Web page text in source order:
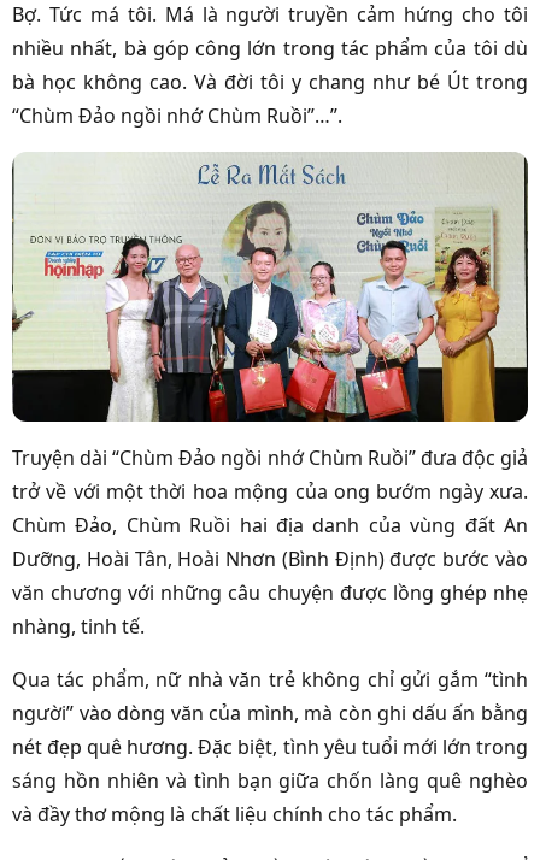
Bợ. Tức má tôi. Má là người truyền cảm hứng cho tôi
nhiều nhất, bà góp công lớn trong tác phẩm của tôi dù
bà học không cao. Và đời tôi y chang như bé Út trong
“Chùm Đảo ngồi nhớ Chùm Ruồi”…”.
Truyện dài “Chùm Đảo ngồi nhớ Chùm Ruồi” đưa độc giả
trở về với một thời hoa mộng của ong bướm ngày xưa.
Chùm Đảo, Chùm Ruồi hai địa danh của vùng đất An
Dưỡng, Hoài Tân, Hoài Nhơn (Bình Định) được bước vào
văn chương với những câu chuyện được lồng ghép nhẹ
nhàng, tinh tế.
Qua tác phẩm, nữ nhà văn trẻ không chỉ gửi gắm “tình
người” vào dòng văn của mình, mà còn ghi dấu ấn bằng
nét đẹp quê hương. Đặc biệt, tình yêu tuổi mới lớn trong
sáng hồn nhiên và tình bạn giữa chốn làng quê nghèo
và đầy thơ mộng là chất liệu chính cho tác phẩm.